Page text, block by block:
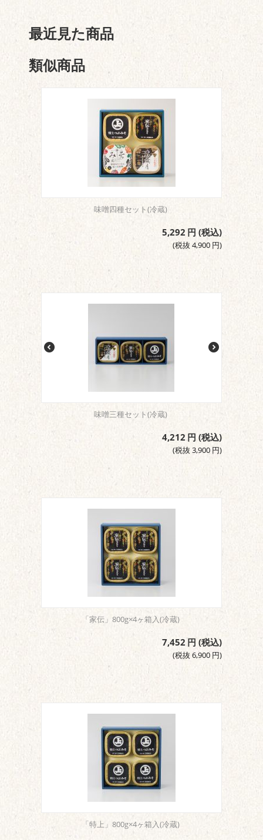
最近見た商品
類似商品
味噌四種セット(冷蔵)
5,292 円 (税込)
(税抜 4,900 円)
味噌三種セット(冷蔵)
4,212 円 (税込)
(税抜 3,900 円)
「家伝」800g×4ヶ箱入(冷蔵)
7,452円 (税込)
(税抜 6,900 円)
「特上」800g×4ヶ箱入(冷蔵)